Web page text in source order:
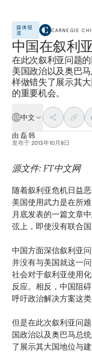
媒体报
道
CARNEGIE
中国在叙利
在此次叙利亚问题
美国政治以及奥巴
样做错失了展示其
的重要机会。
中文
由 磊 韩
发布于 2013年10月8日
源文件: FT中文网
随着叙利亚危机日益
美国使用武力是在所
月底发表的一篇文章
弦上，即使没有联合
中国方面深信叙利亚
并没有与美国就这一
社会对于叙利亚使用
反应。相反，中国阻
呼吁政治解决方案这类
但是在此次叙利亚问
国政治以及奥巴马总
了展示其大国地位与